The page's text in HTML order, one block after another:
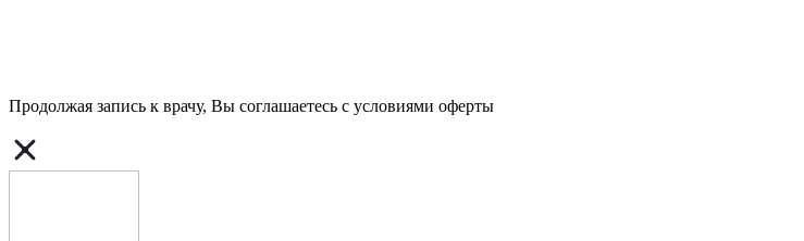
Продолжая запись к врачу, Вы соглашаетесь с условиями оферты